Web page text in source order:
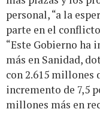
personal, “a la
parte en el
“Este Gobierno ha
más en Sanidad,
con 2.615 millones
incremento de 7,5
millones más en